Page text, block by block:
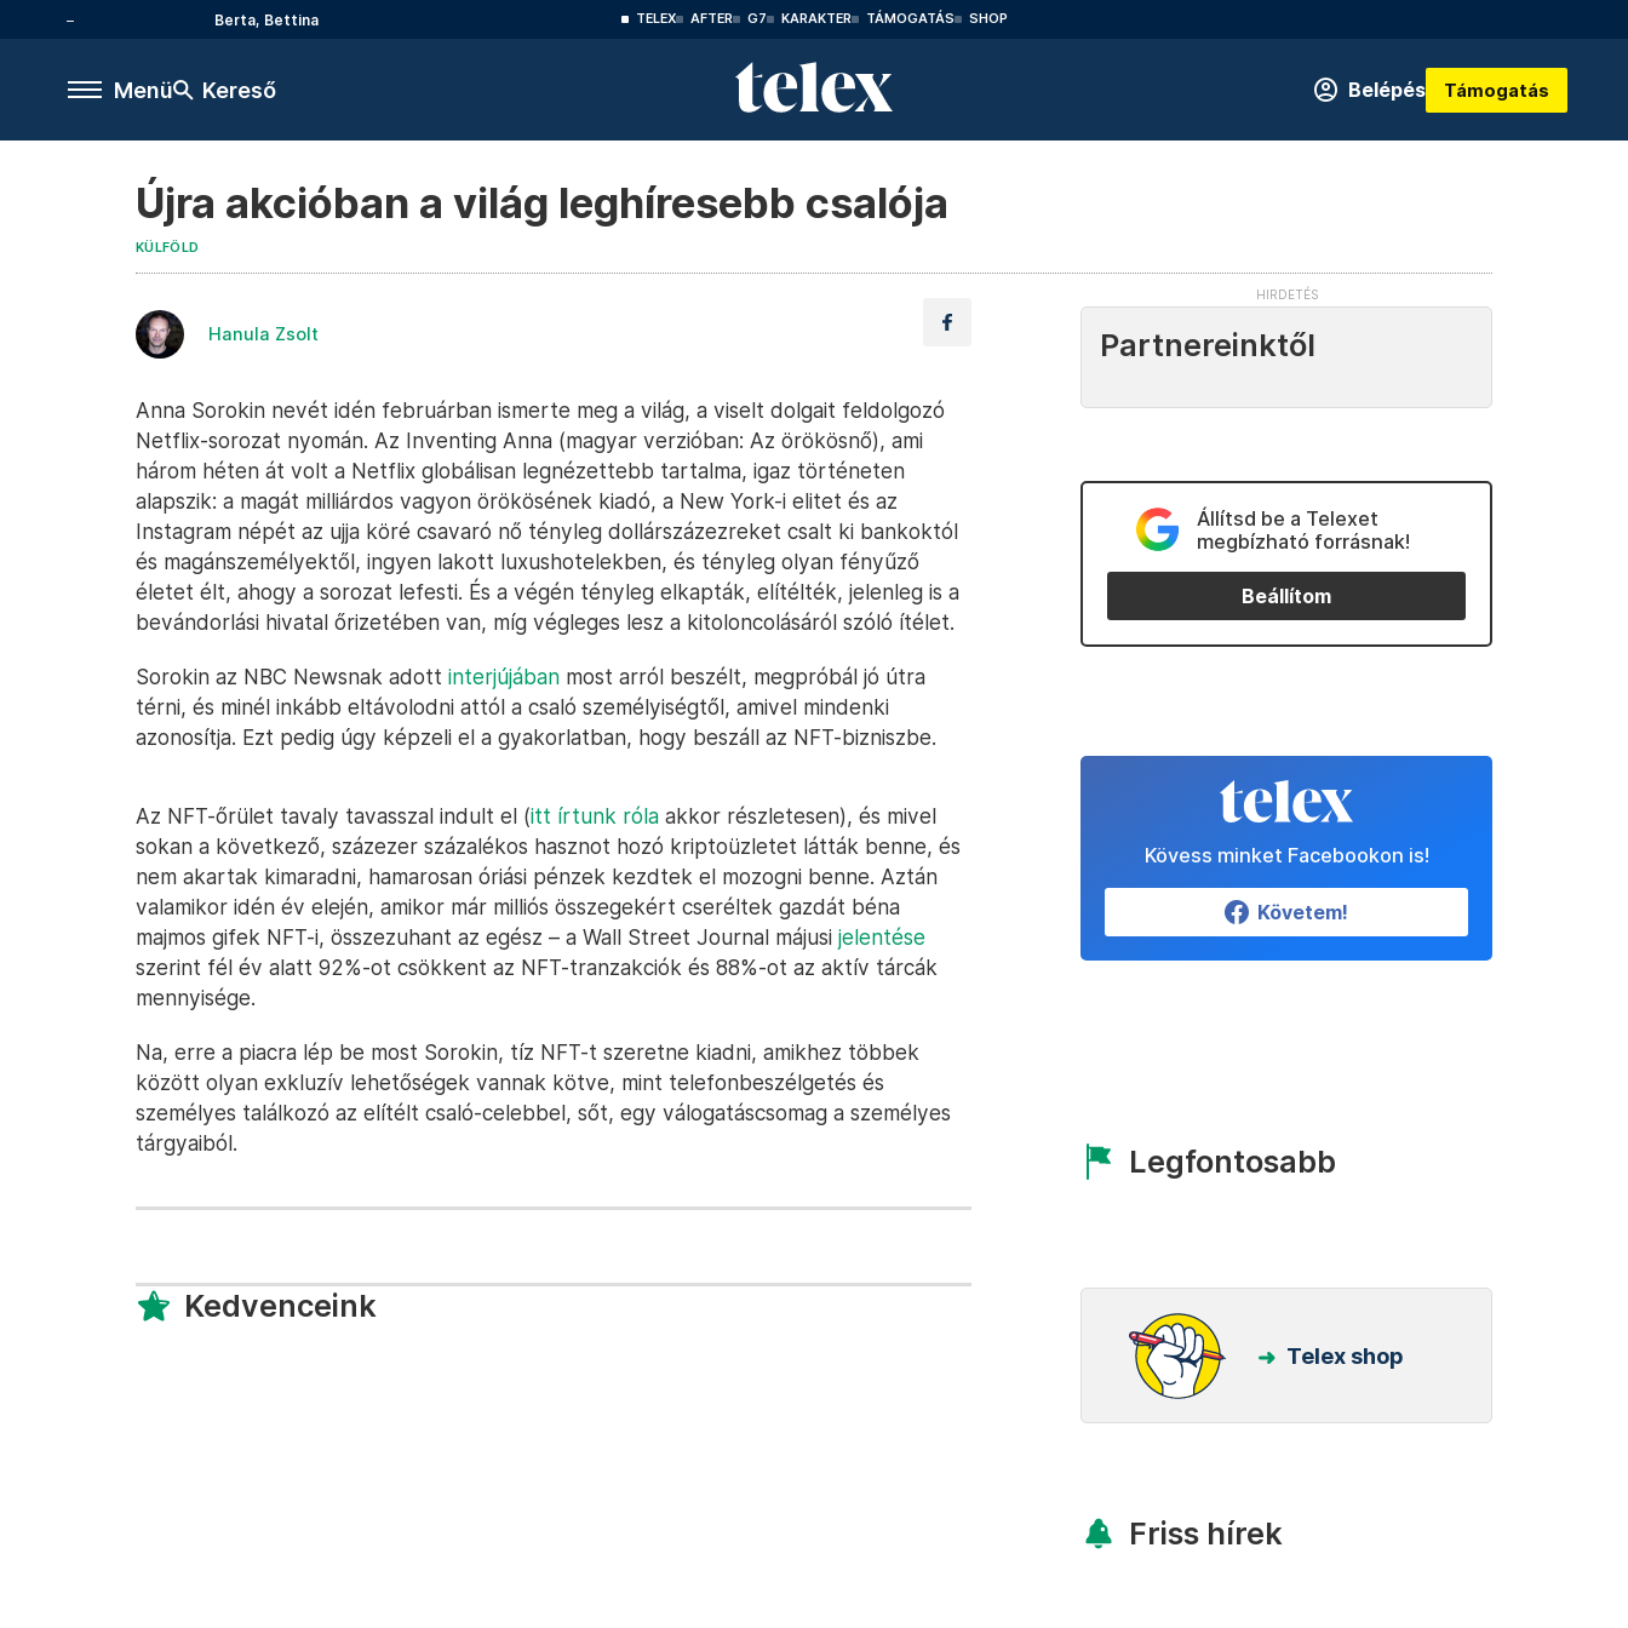
Berta, Bettina TELEX AFTER G7 KARAKTER TÁMOGATÁS SHOP
Menü Kereső Belépés Támogatás
Újra akcióban a világ leghíresebb csalója
KÜLFÖLD
Hanula Zsolt
Anna Sorokin nevét idén februárban ismerte meg a világ, a viselt dolgait feldolgozó
Netflix-sorozat nyomán. Az Inventing Anna (magyar verzióban: Az örökösnő), ami
három héten át volt a Netflix globálisan legnézettebb tartalma, igaz történeten
alapszik: a magát milliárdos vagyon örökösének kiadó, a New York-i elitet és az
Instagram népét az ujja köré csavaró nő tényleg dollárszázezreket csalt ki bankoktól
és magánszemélyektől, ingyen lakott luxushotelekben, és tényleg olyan fényűző
életet élt, ahogy a sorozat lefesti. És a végén tényleg elkapták, elítélték, jelenleg is a
bevándorlási hivatal őrizetében van, míg végleges lesz a kitoloncolásáról szóló ítélet.
Sorokin az NBC Newsnak adott interjújában most arról beszélt, megpróbál jó útra
térni, és minél inkább eltávolodni attól a csaló személyiségtől, amivel mindenki
azonosítja. Ezt pedig úgy képzeli el a gyakorlatban, hogy beszáll az NFT-bizniszbe.
Az NFT-őrület tavaly tavasszal indult el (itt írtunk róla akkor részletesen), és mivel
sokan a következő, százezer százalékos hasznot hozó kriptoüzletet látták benne, és
nem akartak kimaradni, hamarosan óriási pénzek kezdtek el mozogni benne. Aztán
valamikor idén év elején, amikor már milliós összegekért cseréltek gazdát béna
majmos gifek NFT-i, összezuhant az egész – a Wall Street Journal májusi jelentése
szerint fél év alatt 92%-ot csökkent az NFT-tranzakciók és 88%-ot az aktív tárcák
mennyisége.
Na, erre a piacra lép be most Sorokin, tíz NFT-t szeretne kiadni, amikhez többek
között olyan exkluzív lehetőségek vannak kötve, mint telefonbeszélgetés és
személyes találkozó az elítélt csaló-celebbel, sőt, egy válogatáscsomag a személyes
tárgyaiból.
Kedvenceink
Partnereinktől
Állítsd be a Telexet
megbízható forrásnak!
Beállítom
Kövess minket Facebookon is!
Követem!
Legfontosabb
Telex shop
Friss hírek